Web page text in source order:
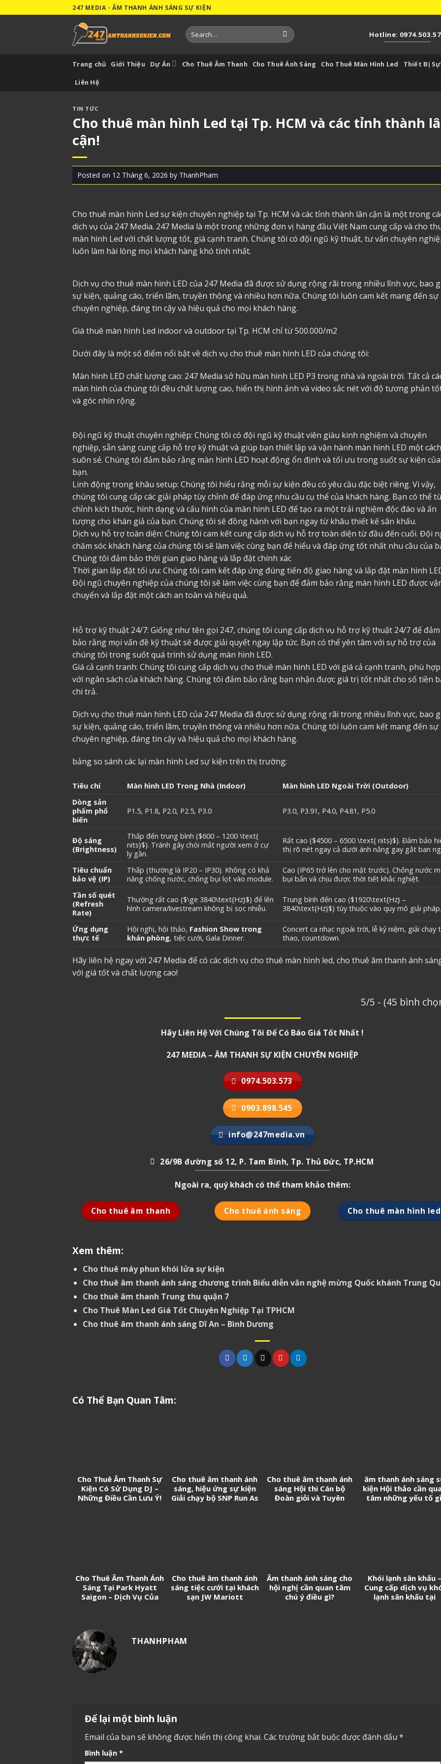
to
247 MEDIA - ÂM THANH ÁNH SÁNG SỰ KIỆN
Search
for:
Hotline:
Trang chủ Giới Thiệu Dự Án Cho Thuê Âm Thanh Cho Thuê Ánh Sáng Cho Thuê Màn Hình Led Thiết Bị
Liên Hệ
TIN TỨC
Cho thuê màn hình Led tại Tp. HCM và các tỉnh thành
cận!
Posted on 12 Tháng 6, 2026 by ThanhPham
Cho thuê màn hình Led sự kiện chuyên nghiệp tại Tp. HCM và các tỉnh thành lân cận là một trong
dịch vụ của 247 Media. 247 Media là một trong những đơn vị hàng đầu Việt Nam cung cấp và cho
màn hình Led với chất lượng tốt, giá cạnh tranh. Chúng tôi có đội ngũ kỹ thuật, tư vấn chuyên
luôn làm hài lòng mọi khách hàng khó tính nhất.
Dịch vụ cho thuê màn hình LED của 247 Media đã được sử dụng rộng rãi trong nhiều lĩnh vực, bao
sự kiện, quảng cáo, triển lãm, truyền thông và nhiều hơn nữa. Chúng tôi luôn cam kết mang đến sự
chuyên nghiệp, đáng tin cậy và hiệu quả cho mọi khách hàng.
Giá thuê màn hình Led indoor và outdoor tại Tp. HCM chỉ từ 500.000/m2
Dưới đây là một số điểm nổi bật về dịch vụ cho thuê màn hình LED của chúng tôi:
Màn hình LED chất lượng cao: 247 Media sở hữu màn hình LED P3 trong nhà và ngoài trời. Tất cả
màn hình của chúng tôi đều chất lượng cao, hiển thị hình ảnh và video sắc nét với độ tương phản
và góc nhìn rộng.
Đội ngũ kỹ thuật chuyên nghiệp: Chúng tôi có đội ngũ kỹ thuật viên giàu kinh nghiệm và chuyên
nghiệp, sẵn sàng cung cấp hỗ trợ kỹ thuật và giúp bạn thiết lập và vận hành màn hình LED một cách
suôn sẻ. Chúng tôi đảm bảo rằng màn hình LED hoạt động ổn định và tối ưu trong suốt sự kiện của
bạn.
Linh động trong khâu setup: Chúng tôi hiểu rằng mỗi sự kiện đều có yêu cầu đặc biệt riêng. Vì vậy,
chúng tôi cung cấp các giải pháp tùy chỉnh để đáp ứng nhu cầu cụ thể của khách hàng. Bạn có thể
chỉnh kích thước, hình dạng và cấu hình của màn hình LED để tạo ra một trải nghiệm độc đáo và ấn
tượng cho khán giả của bạn. Chúng tôi sẽ đồng hành với bạn ngay từ khâu thiết kế sân khấu.
Dịch vụ hỗ trợ toàn diện: Chúng tôi cam kết cung cấp dịch vụ hỗ trợ toàn diện từ đầu đến cuối. Đội
chăm sóc khách hàng của chúng tôi sẽ làm việc cùng bạn để hiểu và đáp ứng tốt nhất nhu cầu của
Chúng tôi đảm bảo thời gian giao hàng và lắp đặt chính xác
Thời gian lắp đặt tối ưu: Chúng tôi cam kết đáp ứng đúng tiến độ giao hàng và lắp đặt màn hình
Đội ngũ chuyên nghiệp của chúng tôi sẽ làm việc cùng bạn để đảm bảo rằng màn hình LED được
chuyển và lắp đặt một cách an toàn và hiệu quả.
Hỗ trợ kỹ thuật 24/7: Giống như tên gọi 247, chúng tôi cung cấp dịch vụ hỗ trợ kỹ thuật 24/7 để đảm
bảo rằng mọi vấn đề kỹ thuật sẽ được giải quyết ngay lập tức. Bạn có thể yên tâm với sự hỗ trợ của
chúng tôi trong suốt quá trình sử dụng màn hình LED.
Giá cả cạnh tranh: Chúng tôi cung cấp dịch vụ cho thuê màn hình LED với giá cả cạnh tranh, phù hợp
với ngân sách của khách hàng. Chúng tôi đảm bảo rằng bạn nhận được giá trị tốt nhất cho số tiền
chi trả.
Dịch vụ cho thuê màn hình LED của 247 Media đã được sử dụng rộng rãi trong nhiều lĩnh vực, bao
sự kiện, quảng cáo, triển lãm, truyền thông và nhiều hơn nữa. Chúng tôi luôn cam kết mang đến sự
chuyên nghiệp, đáng tin cậy và hiệu quả cho mọi khách hàng.
bảng so sánh các lại màn hình Led sự kiện trên thị trường:
Tiêu chí Màn hình LED Trong Nhà (Indoor)
Màn hình LED Ngoài Trời (Outdoor)
Dòng sản
phẩm phổ
biến
P1.5, P1.8, P2.0, P2.5, P3.0 P3.0, P3.91, P4.0, P4.81, P5.0
Độ sáng
(Brightness)
Thấp đến trung bình ($600 – 1200 \text{
nits}$). Tránh gây chói mắt người xem ở cự
ly gần.
Rất cao ($4500 – 6500 \text{ nits}$). Đảm bảo
thị rõ nét ngay cả dưới ánh nắng gay gắt ban
Tiêu chuẩn
bảo vệ (IP)
Thấp (thường là IP20 – IP30). Không có khả
năng chống nước, chống bụi lọt vào module.
Cao (IP65 trở lên cho mặt trước). Chống nước
bụi bẩn và chịu được thời tiết khắc nghiệt.
Tần số quét
(Refresh
Rate)
Thường rất cao ($\ge 3840\text{Hz}$) để lên
hình camera/livestream không bị sọc nhiễu.
Trung bình đến cao ($1920\text{Hz} –
3840\text{Hz}$) tùy thuộc vào quy mô giải
Ứng dụng
thực tế
Hội nghị, hội thảo, Fashion Show trong
khán phòng, tiệc cưới, Gala Dinner.
Concert ca nhạc ngoài trời, lễ kỷ niệm, giải chạy
thao, countdown.
Hãy liên hệ ngay với 247 Media để có các dịch vụ cho thuê màn hình led, cho thuê âm thanh ánh
với giá tốt và chất lượng cao!
5/5 - (45 bình
Hãy Liên Hệ Với Chúng Tôi Để Có Báo Giá Tốt Nhất !
247 MEDIA – ÂM THANH SỰ KIỆN CHUYÊN NGHIỆP
0974.503.573
0903.898.545
info@247media.vn
26/9B đường số 12, P. Tam Bình, Tp. Thủ Đức, TP.HCM
Ngoài ra, quý khách có thể tham khảo thêm:
Cho thuê âm thanh Cho thuê ánh sáng Cho thuê màn hình led
Xem thêm:
Cho thuê máy phun khói lửa sự kiện
Cho thuê âm thanh ánh sáng chương trình Biểu diễn văn nghệ mừng Quốc khánh Trung
Cho thuê âm thanh Trung thu quận 7
Cho Thuê Màn Led Giá Tốt Chuyên Nghiệp Tại TPHCM
Cho thuê âm thanh ánh sáng Dĩ An – Bình Dương
Có Thể Bạn Quan Tâm:
Cho Thuê Âm Thanh Sự
Kiện Có Sử Dụng DJ –
Những Điều Cần Lưu Ý!
Cho thuê âm thanh ánh
sáng, hiệu ứng sự kiện
Giải chạy bộ SNP Run As
Cho thuê âm thanh ánh
sáng Hội thi Cán bộ
Đoàn giỏi và Tuyên
âm thanh ánh sáng
kiện Hội thảo cần
tâm những yếu tố
Cho Thuê Âm Thanh Ánh
Sáng Tại Park Hyatt
Saigon – Dịch Vụ Của
Cho thuê âm thanh ánh
sáng tiệc cưới tại khách
sạn JW Mariott
Âm thanh ánh sáng cho
hội nghị cần quan tâm
chú ý điều gì?
Khói lạnh sân khấu
Cung cấp dịch vụ
lạnh sân khấu tại
THANHPHAM
Để lại một bình luận
Email của bạn sẽ không được hiển thị công khai. Các trường bắt buộc được đánh dấu *
Bình luận *